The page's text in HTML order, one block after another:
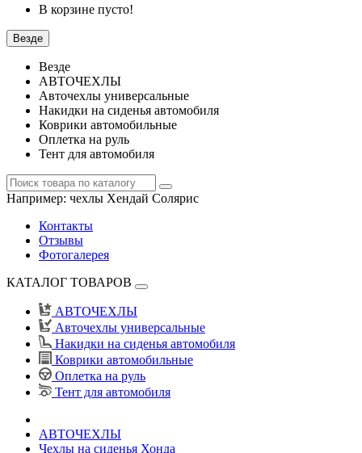
В корзине пусто!
Везде
Везде
АВТОЧЕХЛЫ
Авточехлы универсальные
Накидки на сиденья автомобиля
Коврики автомобильные
Оплетка на руль
Тент для автомобиля
Например: чехлы Хендай Солярис
Контакты
Отзывы
Фотогалерея
КАТАЛОГ ТОВАРОВ
АВТОЧЕХЛЫ
Авточехлы универсальные
Накидки на сиденья автомобиля
Коврики автомобильные
Оплетка на руль
Тент для автомобиля
АВТОЧЕХЛЫ
Чехлы на сиденья Хонда